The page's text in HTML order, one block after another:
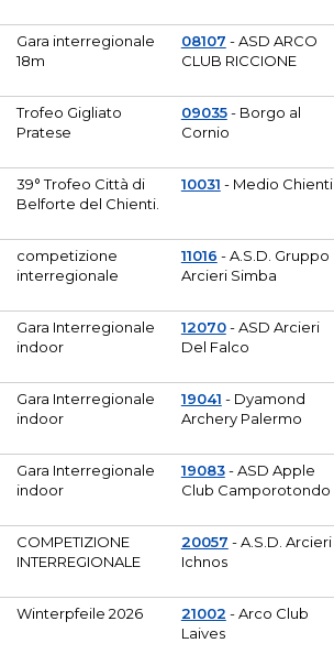
Gara interregionale
18m
08107 - ASD ARCO
CLUB RICCIONE
Trofeo Gigliato
Pratese
09035- Borgo al
Cornio
39° Trofeo Città di
Belforte del Chienti.
10031 - Medio Chienti
competizione
interregionale
11016 - A.S.D. Gruppo
Arcieri Simba
Gara Interregionale
indoor
12070- ASD Arcieri
Del Falco
Gara Interregionale
indoor
19041 - Dyamond
Archery Palermo
Gara Interregionale
indoor
19083- ASD Apple
Club Camporotondo
COMPETIZIONE
INTERREGIONALE
20057 - A.S.D. Arcieri
Ichnos
Winterpfeile 2026 21002 - Arco Club
Laives